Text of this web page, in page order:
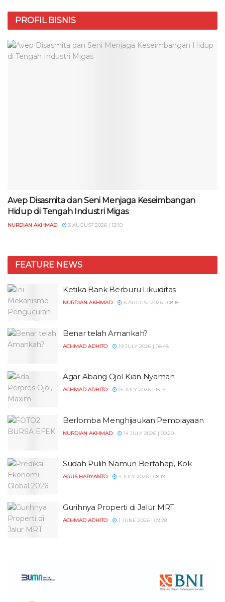
PROFIL BISNIS
Avep Disasmita dan Seni Menjaga Keseimbangan
Hidup di Tengah Industri Migas
NURDIAN AKHMAD 3 AUGUST 2026 | 12:10
FEATURE NEWS
Ketika Bank Berburu Likuiditas
NURDIAN AKHMAD 6 AUGUST 2026 | 08:16
Benar telah Amankah?
ACHMAD ADHITO 19 JULY 2026 | 08:48
Agar Abang Ojol Kian Nyaman
ACHMAD ADHITO 15 JULY 2026 | 13:15
Berlomba Menghijaukan Pembiayaan
NURDIAN AKHMAD 14 JULY 2026 | 09:20
Sudah Pulih Namun Bertahap, Kok
AGUS HARYANTO 3 JULY 2026 | 08:19
Gurihnya Properti di Jalur MRT
ACHMAD ADHITO 1 JUNE 2026 | 09:28